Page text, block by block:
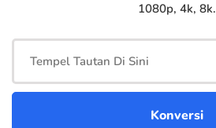
1080p, 4k, 8k.